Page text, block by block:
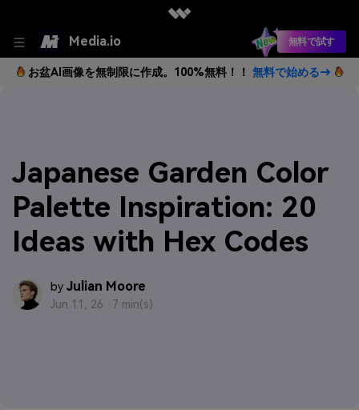
Media.io 無料で試す
お盆AI画像を無制限に作成。100%無料！！ 無料で始める→
Japanese Garden Color
Palette Inspiration: 20
Ideas with Hex Codes
by Julian Moore
Jun 11, 26 · 7 min(s)